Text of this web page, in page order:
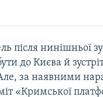
нинішньої
до Києва й
за наявними
«Кримської